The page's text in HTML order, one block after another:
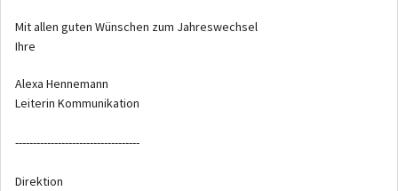
Mit allen guten Wünschen zum Jahreswechsel
Ihre
Alexa Hennemann
Leiterin Kommunikation
-----------------------------------
Direktion